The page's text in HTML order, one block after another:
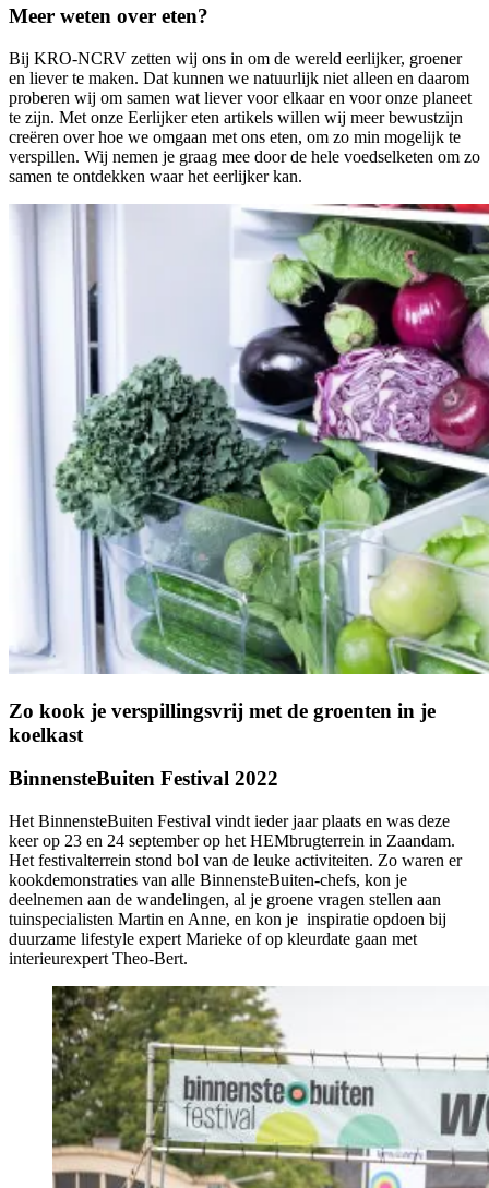
Meer weten over eten?
Bij KRO-NCRV zetten wij ons in om de wereld eerlijker, groener
en liever te maken. Dat kunnen we natuurlijk niet alleen en daarom
proberen wij om samen wat liever voor elkaar en voor onze planeet
te zijn. Met onze Eerlijker eten artikels willen wij meer bewustzijn
creëren over hoe we omgaan met ons eten, om zo min mogelijk te
verspillen. Wij nemen je graag mee door de hele voedselketen om zo
samen te ontdekken waar het eerlijker kan.
Zo kook je verspillingsvrij met de groenten in je
koelkast
BinnensteBuiten Festival 2022
Het BinnensteBuiten Festival vindt ieder jaar plaats en was deze
keer op 23 en 24 september op het HEMbrugterrein in Zaandam.
Het festivalterrein stond bol van de leuke activiteiten. Zo waren er
kookdemonstraties van alle BinnensteBuiten-chefs, kon je
deelnemen aan de wandelingen, al je groene vragen stellen aan
tuinspecialisten Martin en Anne, en kon je inspiratie opdoen bij
duurzame lifestyle expert Marieke of op kleurdate gaan met
interieurexpert Theo-Bert.